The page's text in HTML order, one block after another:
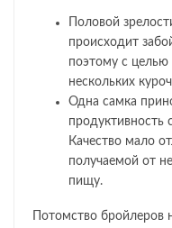
Половой
происходит
поэтому с целью
нескольких
Одна самка
продуктивность
Качество мало
получаемой от
пищу.
Потомство бройлеров